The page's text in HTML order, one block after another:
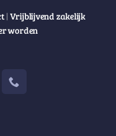
| Vrijblijvend zakelijk
worden